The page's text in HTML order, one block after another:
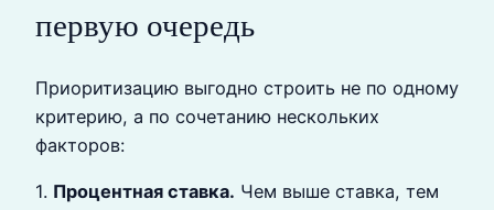
первую очередь
Приоритизацию выгодно строить не по одному
критерию, а по сочетанию нескольких
факторов:
1. Процентная ставка. Чем выше ставка, тем